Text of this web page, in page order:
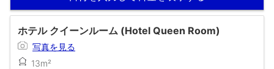
ホテル クイーンルーム (Hotel Queen Room)
写真を見る
13m²